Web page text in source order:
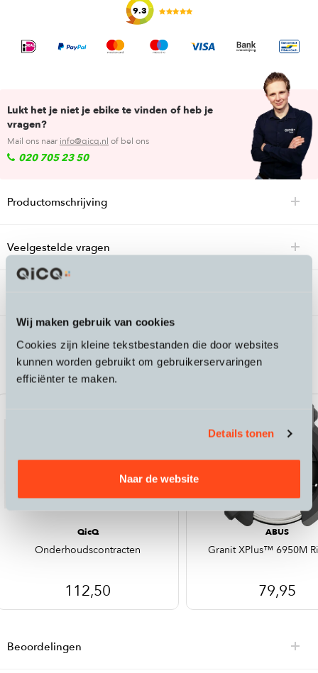
Wij maken gebruik van cookies
Cookies zijn kleine tekstbestanden die door websites
kunnen worden gebruikt om gebruikerservaringen
efficiënter te maken.
Details tonen
Naar de website
9.3
Lukt het je niet je ebike te vinden of heb je
vragen?
Mail ons naar info@qicq.nl of bel ons
020 705 23 50
Productomschrijving
Veelgestelde vragen
Passende accessoires bij de Lovens
Explorer 2 S60
QicQ
Onderhoudscontracten
112,50
ABUS
Granit XPlus™ 6950M
79,95
Beoordelingen